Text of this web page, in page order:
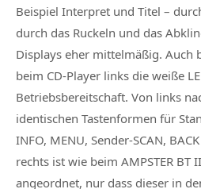
Beispiel Interpret und Titel –
durch das Ruckeln und das
Displays eher mittelmäßig. Auch
beim CD-Player links die weiße
Betriebsbereitschaft. Von links
identischen Tastenformen für
INFO, MENU, Sender-SCAN,
rechts ist wie beim AMPSTER
angeordnet, nur dass dieser in